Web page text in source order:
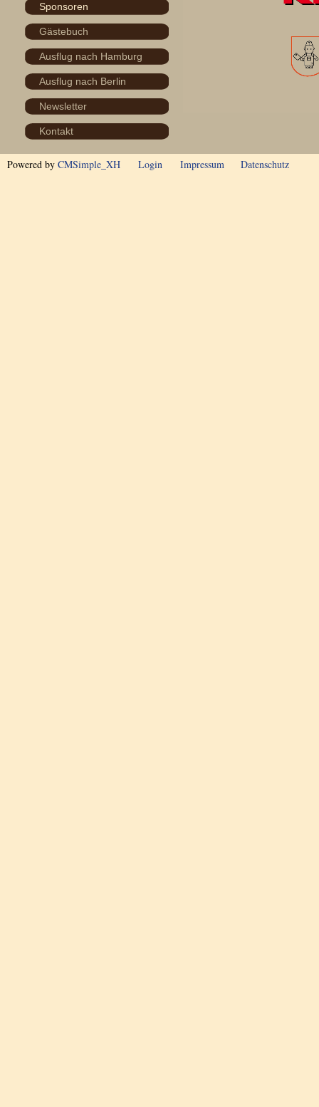
Sponsoren
Gästebuch
Ausflug nach Hamburg
Ausflug nach Berlin
Newsletter
Kontakt
Powered by CMSimple_XH Login Impressum Datenschutz